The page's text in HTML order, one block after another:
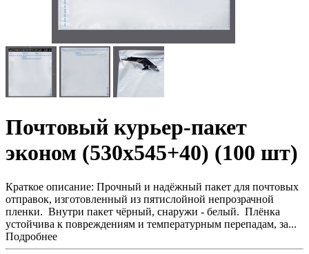
Почтовый курьер-пакет
эконом (530x545+40) (100 шт)
Краткое описание: Прочный и надёжный пакет для почтовых
отправок, изготовленный из пятислойной непрозрачной
пленки. Внутри пакет чёрный, снаружи - белый. Плёнка
устойчива к повреждениям и температурным перепадам, за...
Подробнее